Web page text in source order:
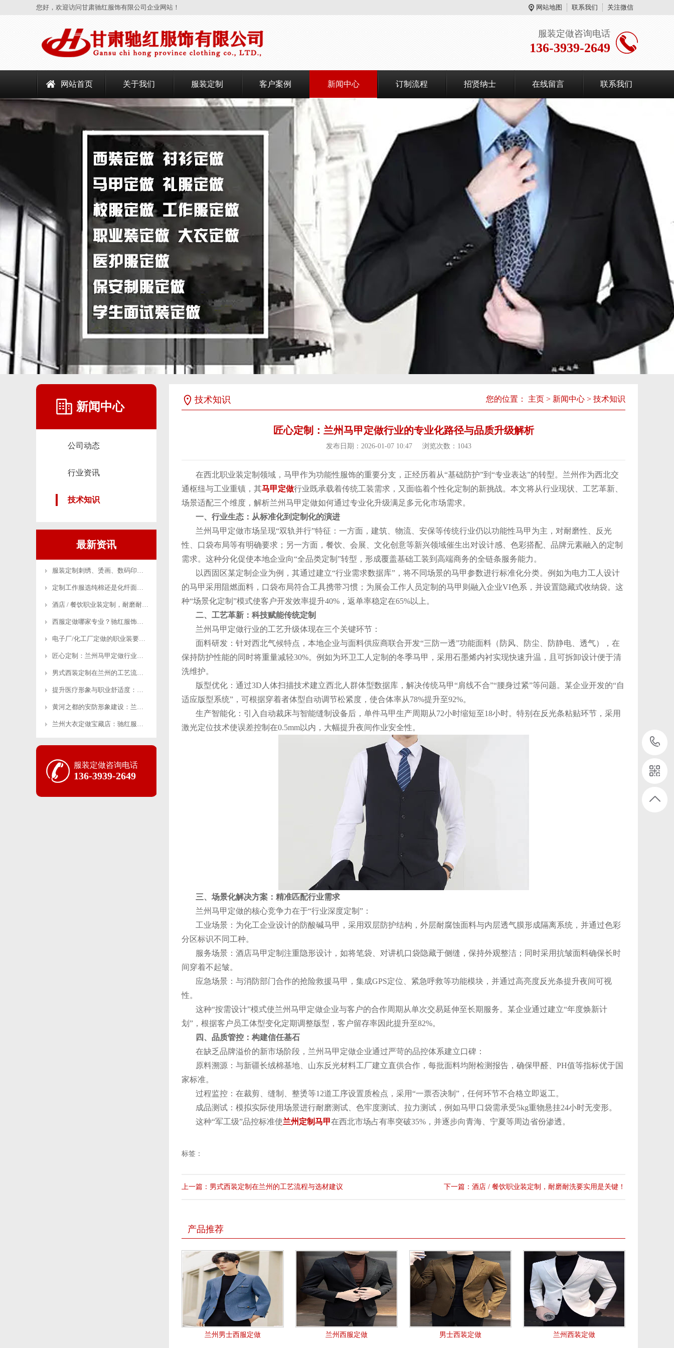
您好，欢迎访问甘肃驰红服饰有限公司企业网站！ 网站地图 联系我们 关注微信
服装定做咨询电话
136-3939-2649
网站首页 关于我们 服装定制 客户案例 新闻中心 订制流程 招贤纳士 在线留言 联系我们
新闻中心
公司动态
行业资讯
技术知识
最新资讯
服装定制刺绣、烫画、数码印三种工艺对比！
定制工作服选纯棉还是化纤面料更好？
酒店 / 餐饮职业装定制，耐磨耐洗要实用是关键！
西服定做哪家专业？驰红服饰量身定制更合身！
电子厂/化工厂定做的职业装要符合哪些标准？
匠心定制：兰州马甲定做行业的专业化路径与品质升级解
男式西装定制在兰州的工艺流程与选材建议
提升医疗形象与职业舒适度：医护服定做的关键考量因素
黄河之都的安防形象建设：兰州保安制服定做的专业实施
兰州大衣定做宝藏店：驰红服饰用匠心温暖整个冬天
服装定做咨询电话
136-3939-2649
技术知识 您的位置： 主页 > 新闻中心 > 技术知识
匠心定制：兰州马甲定做行业的专业化路径与品质升级解析
发布日期：2026-01-07 10:47 浏览次数： 1043
在西北职业装定制领域，马甲作为功能性服饰的重要分支，正经历着从“基础防护”到“专业表达”的转型。兰州作为西北交
通枢纽与工业重镇，其马甲定做行业既承载着传统工装需求，又面临着个性化定制的新挑战。本文将从行业现状、工艺革新、
场景适配三个维度，解析兰州马甲定做如何通过专业化升级满足多元化市场需求。
一、行业生态：从标准化到定制化的演进
兰州马甲定做市场呈现“双轨并行”特征：一方面，建筑、物流、安保等传统行业仍以功能性马甲为主，对耐磨性、反光
性、口袋布局等有明确要求；另一方面，餐饮、会展、文化创意等新兴领域催生出对设计感、色彩搭配、品牌元素融入的定制
需求。这种分化促使本地企业向“全品类定制”转型，形成覆盖基础工装到高端商务的全链条服务能力。
以西固区某定制企业为例，其通过建立“行业需求数据库”，将不同场景的马甲参数进行标准化分类。例如为电力工人设计
的马甲采用阻燃面料，口袋布局符合工具携带习惯；为展会工作人员定制的马甲则融入企业VI色系，并设置隐藏式收纳袋。这
种“场景化定制”模式使客户开发效率提升40%，返单率稳定在65%以上。
二、工艺革新：科技赋能传统定制
兰州马甲定做行业的工艺升级体现在三个关键环节：
面料研发：针对西北气候特点，本地企业与面料供应商联合开发“三防一透”功能面料（防风、防尘、防静电、透气），在
保持防护性能的同时将重量减轻30%。例如为环卫工人定制的冬季马甲，采用石墨烯内衬实现快速升温，且可拆卸设计便于清
洗维护。
版型优化：通过3D人体扫描技术建立西北人群体型数据库，解决传统马甲“肩线不合”“腰身过紧”等问题。某企业开发的“自
适应版型系统”，可根据穿着者体型自动调节松紧度，使合体率从78%提升至92%。
生产智能化：引入自动裁床与智能缝制设备后，单件马甲生产周期从72小时缩短至18小时。特别在反光条粘贴环节，采用
激光定位技术使误差控制在0.5mm以内，大幅提升夜间作业安全性。
三、场景化解决方案：精准匹配行业需求
兰州马甲定做的核心竞争力在于“行业深度定制”：
工业场景：为化工企业设计的防酸碱马甲，采用双层防护结构，外层耐腐蚀面料与内层透气膜形成隔离系统，并通过色彩
分区标识不同工种。
服务场景：酒店马甲定制注重隐形设计，如将笔袋、对讲机口袋隐藏于侧缝，保持外观整洁；同时采用抗皱面料确保长时
间穿着不起皱。
应急场景：与消防部门合作的抢险救援马甲，集成GPS定位、紧急呼救等功能模块，并通过高亮度反光条提升夜间可视
性。
这种“按需设计”模式使兰州马甲定做企业与客户的合作周期从单次交易延伸至长期服务。某企业通过建立“年度焕新计
划”，根据客户员工体型变化定期调整版型，客户留存率因此提升至82%。
四、品质管控：构建信任基石
在缺乏品牌溢价的新市场阶段，兰州马甲定做企业通过严苛的品控体系建立口碑：
原料溯源：与新疆长绒棉基地、山东反光材料工厂建立直供合作，每批面料均附检测报告，确保甲醛、PH值等指标优于国
家标准。
过程监控：在裁剪、缝制、整烫等12道工序设置质检点，采用“一票否决制”，任何环节不合格立即返工。
成品测试：模拟实际使用场景进行耐磨测试、色牢度测试、拉力测试，例如马甲口袋需承受5kg重物悬挂24小时无变形。
这种“军工级”品控标准使兰州定制马甲在西北市场占有率突破35%，并逐步向青海、宁夏等周边省份渗透。
标签：
上一篇：男式西装定制在兰州的工艺流程与选材建议 下一篇：酒店 / 餐饮职业装定制，耐磨耐洗要实用是关键！
产品推荐
兰州男士西服定做 兰州西服定做 男士西装定做 兰州西装定做